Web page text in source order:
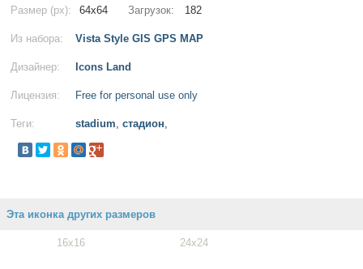
Размер (px): 64x64 Загрузок: 182
Из набора: Vista Style GIS GPS MAP
Дизайнер: Icons Land
Лицензия: Free for personal use only
Теги: stadium, стадион,
Эта иконка других размеров
16x16 24x24